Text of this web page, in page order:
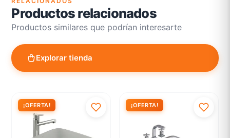
Productos relacionados
Productos similares que podrían interesarte
Explorar tienda
¡OFERTA! ¡OFERTA!